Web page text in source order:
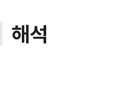
해석